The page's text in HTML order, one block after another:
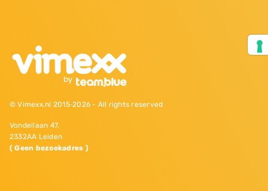
© Vimexx.nl 2015‐2026 - All rights reserved
Vondellaan 47,
2332AA Leiden
( Geen bezoekadres )